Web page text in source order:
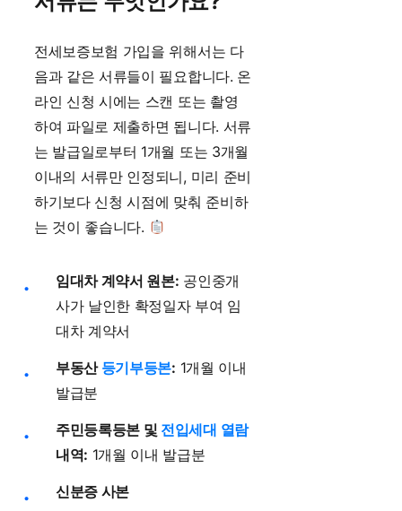
전세보증보험 가입을 위해서는 다
음과 같은 서류들이 필요합니다. 온
라인 신청 시에는 스캔 또는 촬영
하여 파일로 제출하면 됩니다. 서류
는 발급일로부터 1개월 또는 3개월
이내의 서류만 인정되니, 미리 준비
하기보다 신청 시점에 맞춰 준비하
는 것이 좋습니다.
임대차 계약서 원본: 공인중개
사가 날인한 확정일자 부여 임
대차 계약서
부동산 등기부등본: 1개월 이내
발급분
주민등록등본 및 전입세대 열람
내역: 1개월 이내 발급분
신분증 사본